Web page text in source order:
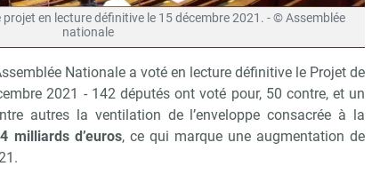
projet en lecture définitive le 15 décembre 2021. - © Assemblée
nationale
Nationale a voté en lecture définitive le Projet de
2021 - 142 députés ont voté pour, 50 contre, et un
autres la ventilation de l’enveloppe consacrée à la
milliards d’euros, ce qui marque une augmentation de